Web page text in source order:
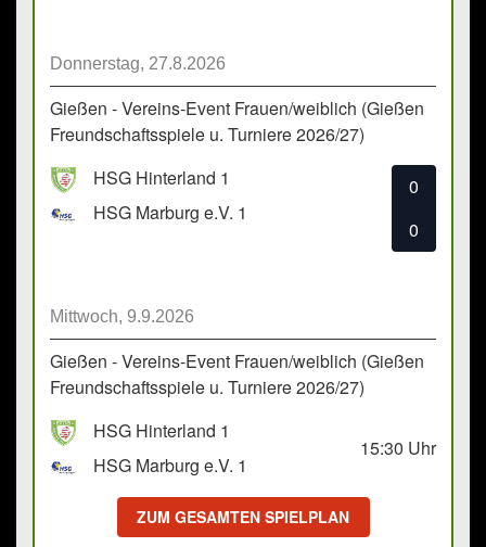
Donnerstag, 27.8.2026
Gießen - Vereins-Event Frauen/weiblich (Gießen
Freundschaftsspiele u. Turniere 2026/27)
HSG Hinterland 1
HSG Marburg e.V. 1
0
0
Mittwoch, 9.9.2026
Gießen - Vereins-Event Frauen/weiblich (Gießen
Freundschaftsspiele u. Turniere 2026/27)
HSG Hinterland 1
HSG Marburg e.V. 1
15:30 Uhr
ZUM GESAMTEN SPIELPLAN